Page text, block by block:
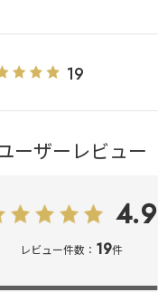
19
ーザーレビュー
4.9
レビュー件数： 19件